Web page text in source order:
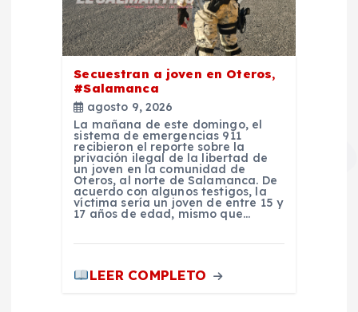
Secuestran a joven en Oteros,
#Salamanca
agosto 9, 2026
La mañana de este domingo, el
sistema de emergencias 911
recibieron el reporte sobre la
privación ilegal de la libertad de
un joven en la comunidad de
Oteros, al norte de Salamanca. De
acuerdo con algunos testigos, la
víctima sería un joven de entre 15 y
17 años de edad, mismo que…
LEER COMPLETO